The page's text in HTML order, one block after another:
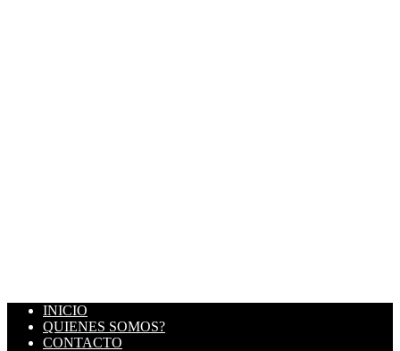
INICIO
QUIENES SOMOS?
CONTACTO